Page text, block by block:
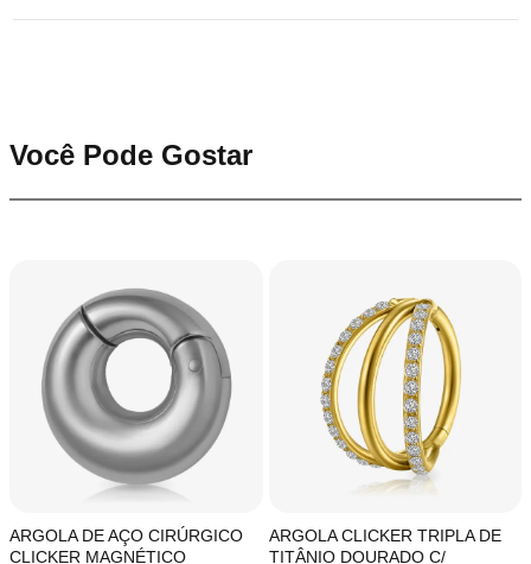
Você Pode Gostar
ARGOLA DE AÇO CIRÚRGICO
CLICKER MAGNÉTICO
ARGOLA CLICKER TRIPLA DE
TITÂNIO DOURADO C/